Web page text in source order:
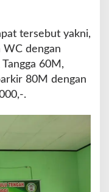
tersebut yakni,
WC dengan
60M,
80M dengan
.